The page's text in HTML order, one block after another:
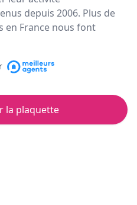
depuis 2006. Plus de
en France nous font
la plaquette